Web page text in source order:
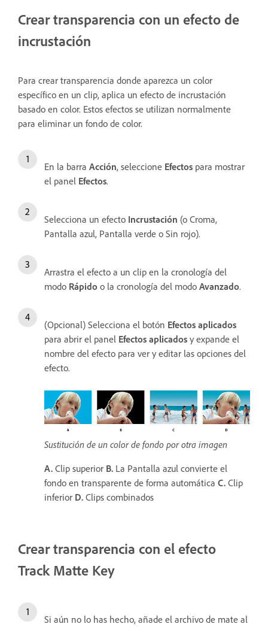
Crear transparencia con un efecto de
incrustación
Para crear transparencia donde aparezca un color
específico en un clip, aplica un efecto de incrustación
basado en color. Estos efectos se utilizan normalmente
para eliminar un fondo de color.
En la barra Acción, seleccione Efectos para mostrar
el panel Efectos.
Selecciona un efecto Incrustación (o Croma,
Pantalla azul, Pantalla verde o Sin rojo).
Arrastra el efecto a un clip en la cronología del
modo Rápido o la cronología del modo Avanzado.
(Opcional) Selecciona el botón Efectos aplicados
para abrir el panel Efectos aplicados y expande el
nombre del efecto para ver y editar las opciones del
efecto.
Sustitución de un color de fondo por otra imagen
A. Clip superior B. La Pantalla azul convierte el
fondo en transparente de forma automática C. Clip
inferior D. Clips combinados
Crear transparencia con el efecto
Track Matte Key
Si aún no lo has hecho, añade el archivo de mate al